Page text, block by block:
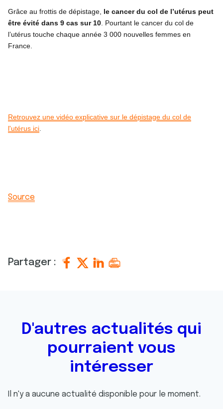
Grâce au frottis de dépistage, le cancer du col de l’utérus peut
être évité dans 9 cas sur 10 . Pourtant le cancer du col de
l’utérus touche chaque année 3 000 nouvelles femmes en
France.
Retrouvez une vidéo explicative sur le dépistage du col de
l'utérus ici
Source
Partager :
D'autres actualités qui
pourraient vous
intéresser
Il n'y a aucune actualité disponible pour le moment.